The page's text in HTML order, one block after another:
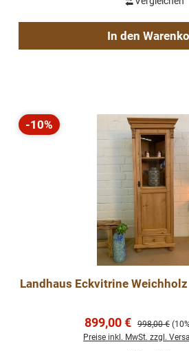
In den
Rabatt
-10%
Landhaus Eckvitrine
Verkaufspreis:
899,00 € Regulärer
998,00 €
Preise inkl. MwSt. zzgl.